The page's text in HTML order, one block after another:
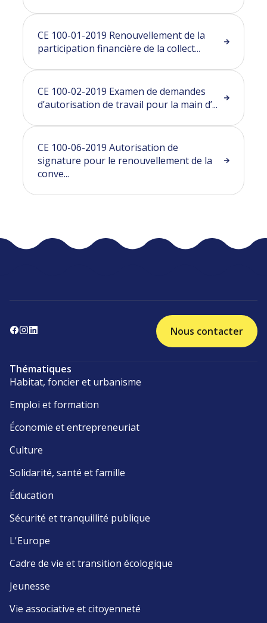
CE 100-01-2019 Renouvellement de la
participation financière de la collect...
CE 100-02-2019 Examen de demandes
d’autorisation de travail pour la main d’...
CE 100-06-2019 Autorisation de
signature pour le renouvellement de la
conve...
Nous contacter
Thématiques
Habitat, foncier et urbanisme
Emploi et formation
Économie et entrepreneuriat
Culture
Solidarité, santé et famille
Éducation
Sécurité et tranquillité publique
L'Europe
Cadre de vie et transition écologique
Jeunesse
Vie associative et citoyenneté